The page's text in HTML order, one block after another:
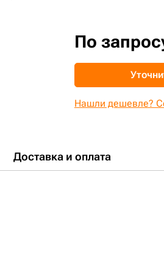
По
Нашли дешевле?
Доставка и оплата